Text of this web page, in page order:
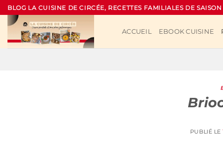
Passer
au
contenu
BLOG LA CUISINE DE CIRCÉE, RECETTES FAMILIALES DE SAISON
ACCUEIL EBOOK CUISINE
PUBLIÉ LE